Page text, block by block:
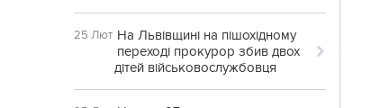
25 Лют На Львівщині на пішохідному
переході прокурор збив двох
дітей військовослужбовця